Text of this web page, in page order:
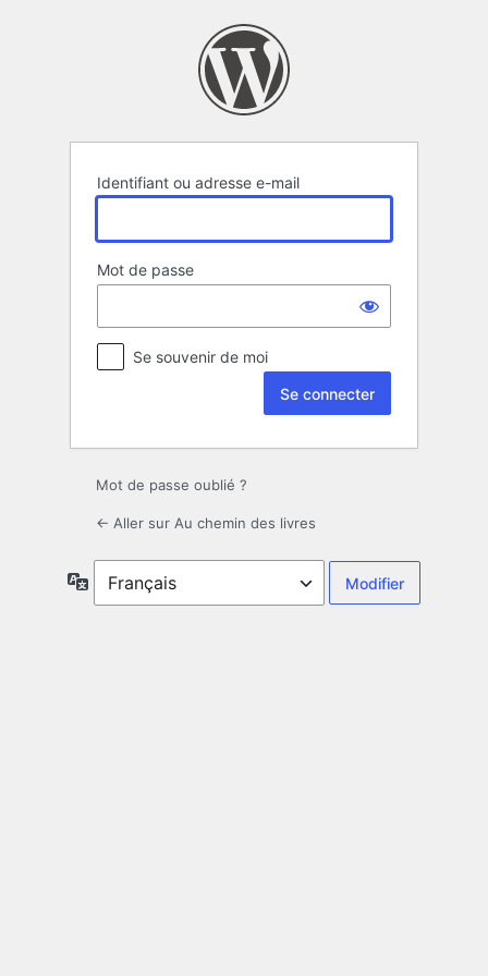
Identifiant ou adresse e-mail
Mot de passe
Se souvenir de moi
Mot de passe oublié ?
← Aller sur Au chemin des livres
Langue